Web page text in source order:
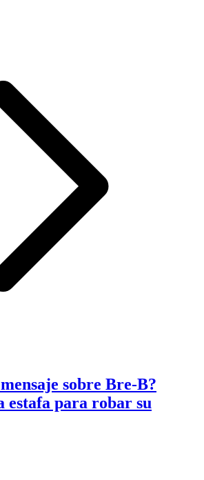
sobre Bre-B?
estafa para robar su